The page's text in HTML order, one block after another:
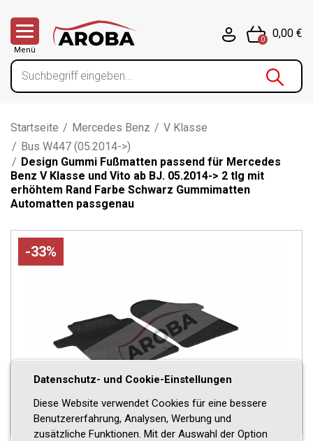
Menü
0
0,00 €
Startseite / Mercedes Benz / V Klasse
/ Bus W447 (05.2014->)
/ Design Gummi Fußmatten passend für Mercedes
Benz V Klasse und Vito ab BJ. 05.2014-> 2 tlg mit
erhöhtem Rand Farbe Schwarz Gummimatten
Automatten passgenau
-33%
Datenschutz- und Cookie-Einstellungen
Diese Website verwendet Cookies für eine bessere
Benutzererfahrung, Analysen, Werbung und
zusätzliche Funktionen. Mit der Auswahl der Option